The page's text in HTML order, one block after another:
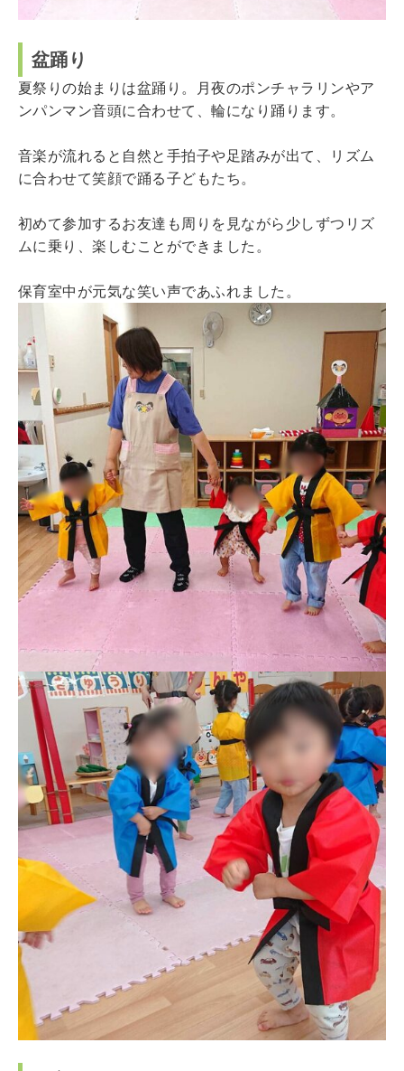
盆踊り
夏祭りの始まりは盆踊り。月夜のポンチャラリンやア
ンパンマン音頭に合わせて、輪になり踊ります。
音楽が流れると自然と手拍子や足踏みが出て、リズム
に合わせて笑顔で踊る子どもたち。
初めて参加するお友達も周りを見ながら少しずつリズ
ムに乗り、楽しむことができました。
保育室中が元気な笑い声であふれました。